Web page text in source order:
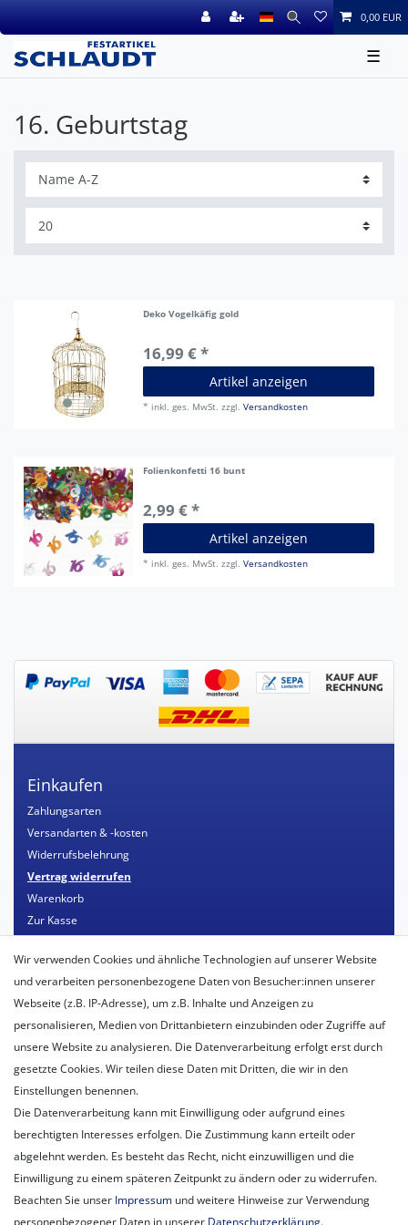
0,00 EUR
☰
16. Geburtstag
Deko Vogelkäfig gold
16,99 € *
Artikel anzeigen
* inkl. ges. MwSt. zzgl.Versandkosten
Folienkonfetti 16 bunt
2,99 € *
Artikel anzeigen
* inkl. ges. MwSt. zzgl.Versandkosten
Einkaufen
Zahlungsarten
Versandarten & -kosten
Widerrufsbelehrung
Vertrag widerrufen
Warenkorb
Zur Kasse
Mein Konto
Registrieren
Login
Unternehmen
Unser Ballon-Lieferservice
Unsere Mitarbeiter
Datenschutzerklärung
AGB
Impressum
Wir verwenden Cookies und ähnliche Technologien auf unserer Website
und verarbeiten personenbezogene Daten von Besucher:innen unserer
Webseite (z.B. IP-Adresse), um z.B. Inhalte und Anzeigen zu
personalisieren, Medien von Drittanbietern einzubinden oder Zugriffe auf
unsere Website zu analysieren. Die Datenverarbeitung erfolgt erst durch
gesetzte Cookies. Wir teilen diese Daten mit Dritten, die wir in den
Einstellungen benennen.
Die Datenverarbeitung kann mit Einwilligung oder aufgrund eines
berechtigten Interesses erfolgen. Die Zustimmung kann erteilt oder
abgelehnt werden. Es besteht das Recht, nicht einzuwilligen und die
Einwilligung zu einem späteren Zeitpunkt zu ändern oder zu widerrufen.
Beachten Sie unser Impressum und weitere Hinweise zur Verwendung
personenbezogener Daten in unserer Daten­schutz­erklärung.